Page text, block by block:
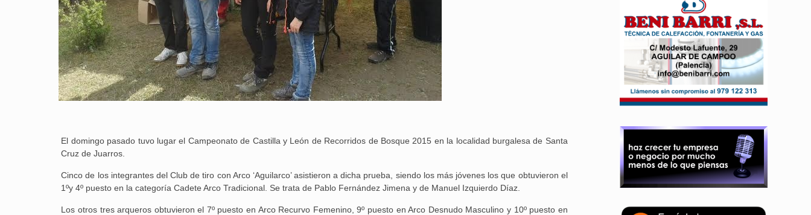
El domingo pasado tuvo lugar el Campeonato de Castilla y León de Recorridos de Bosque 2015 en la localidad burgalesa de Santa
Cruz de Juarros.
Cinco de los integrantes del Club de tiro con Arco ‘Aguilarco’ asistieron a dicha prueba, siendo los más jóvenes los que obtuvieron el
1ºy 4º puesto en la categoría Cadete Arco Tradicional. Se trata de Pablo Fernández Jimena y de Manuel Izquierdo Díaz.
Los otros tres arqueros obtuvieron el 7º puesto en Arco Recurvo Femenino, 9º puesto en Arco Desnudo Masculino y 10º puesto en